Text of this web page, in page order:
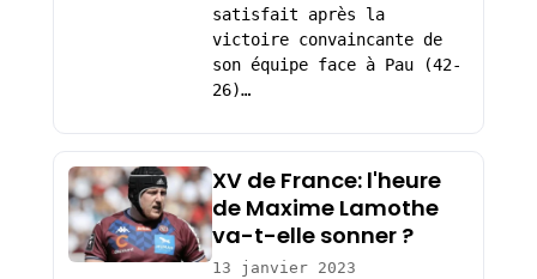
satisfait après la
victoire convaincante de
son équipe face à Pau (42-
26)…
XV de France: l'heure
de Maxime Lamothe
va-t-elle sonner ?
13 janvier 2023